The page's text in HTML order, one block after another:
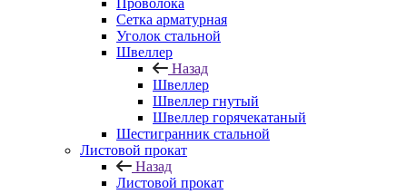
Проволока
Сетка арматурная
Уголок стальной
Швеллер
Назад
Швеллер
Швеллер гнутый
Швеллер горячекатаный
Шестигранник стальной
Листовой прокат
Назад
Листовой прокат